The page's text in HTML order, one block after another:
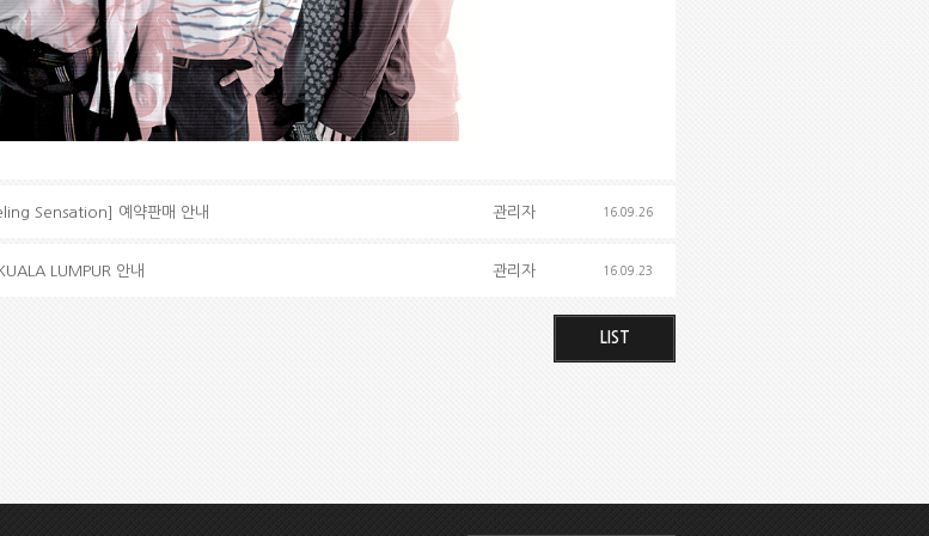
Sensation] 예약판매 안내 관리자 16.09.26
LUMPUR 안내 관리자 16.09.23
LIST